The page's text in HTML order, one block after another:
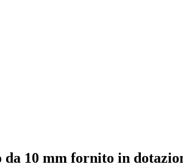
da 10 mm fornito in